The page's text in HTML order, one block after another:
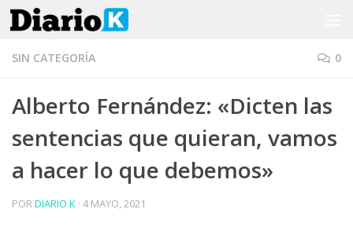
Saltar al contenido
SIN CATEGORÍA 0
Alberto Fernández: «Dicten las
sentencias que quieran, vamos
a hacer lo que debemos»
PORDIARIO K · 4 MAYO, 2021